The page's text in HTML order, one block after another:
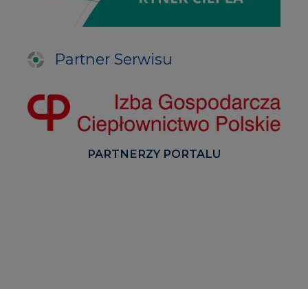
Partner Serwisu
PARTNERZY PORTALU